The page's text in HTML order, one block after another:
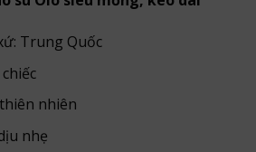
Trung Quốc
nhiên
nhẹ